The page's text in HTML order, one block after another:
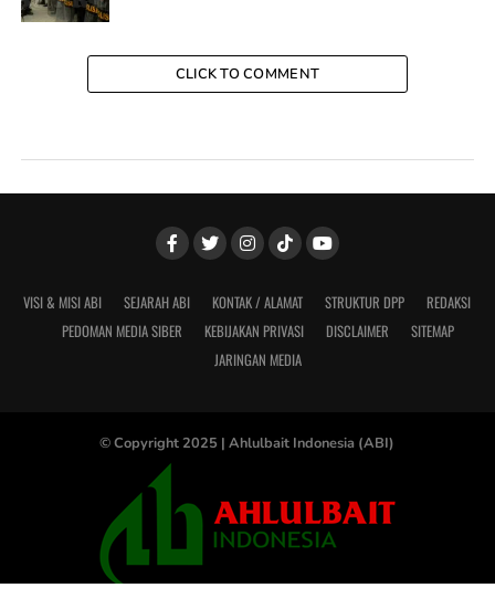
CLICK TO COMMENT
VISI & MISI ABI SEJARAH ABI KONTAK / ALAMAT STRUKTUR DPP
REDAKSI
PEDOMAN MEDIA SIBER
KEBIJAKAN PRIVASI DISCLAIMER
SITEMAP
JARINGAN MEDIA
© Copyright 2025 | Ahlulbait Indonesia (ABI)